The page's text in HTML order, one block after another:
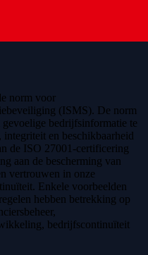
norm voor
(ISMS). De norm
gevoelige bedrijfsinformatie te
en beschikbaarheid
de ISO 27001-certificering
aan de bescherming van
vertrouwen in onze
Enkele voorbeelden
hebben betrekking op
bedrijfscontinuïteit